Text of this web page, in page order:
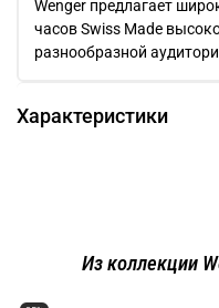
Wenger предлагает
часов Swiss Made
разнообразной
Характеристики
Из коллекции